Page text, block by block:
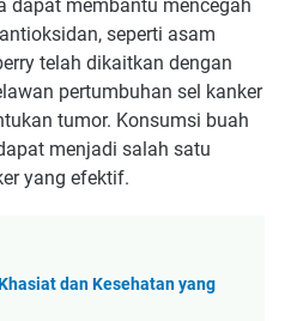
dapat membantu mencegah
seperti asam
telah dikaitkan dengan
pertumbuhan sel kanker
tumor. Konsumsi buah
menjadi salah satu
yang efektif.
dan Kesehatan yang